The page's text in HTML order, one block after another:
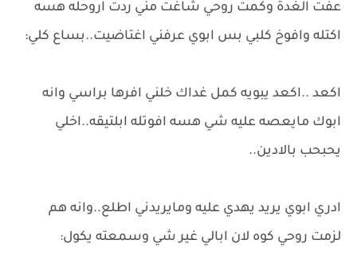
عفت الغدة وكمت روحي شاغت مني ردت اروحله هسه
اكتله وافوخ كلبي بس ابوي عرفني اغتاضيت..بساع كلي:
اكعد ..اكعد يبويه كمل غداك خلني افرها براسي وانه
ابوك مايعصه عليه شي هسه افوتله ابلتيقه..اخلي
يحبحب بالادين..
ادري ابوي يريد يهدي عليه ومايريدني اطلع..وانه هم
لزمت روحي كوه لان ابالي غير شي وسمعته يكول: